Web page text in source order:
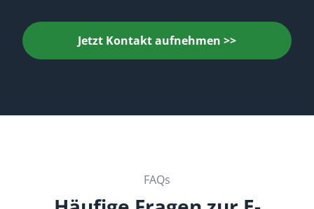
Jetzt Kontakt aufnehmen >>
FAQs